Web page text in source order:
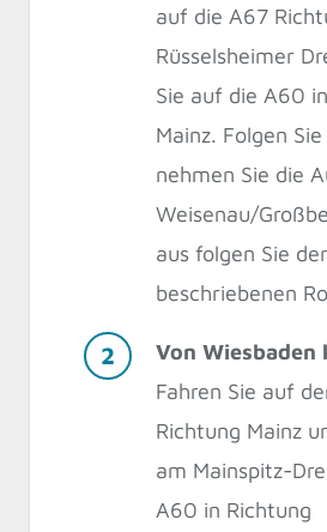
auf die A67
Rüsselsheimer
Sie auf die A60
Mainz. Folgen
nehmen Sie die
Weisenau/
aus folgen Sie
beschriebenen
Von Wiesbaden
Fahren Sie auf
Richtung Mainz
am Mainspitz-
A60 in Richtung